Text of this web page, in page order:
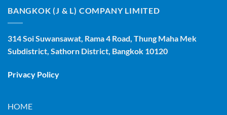
BANGKOK (J & L) COMPANY LIMITED
314 Soi Suwansawat, Rama 4 Road, Thung Maha Mek
Subdistrict, Sathorn District, Bangkok 10120
Privacy Policy
HOME